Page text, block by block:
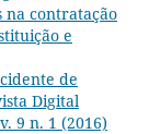
na contratação
e
de
Digital
9 n. 1 (2016)